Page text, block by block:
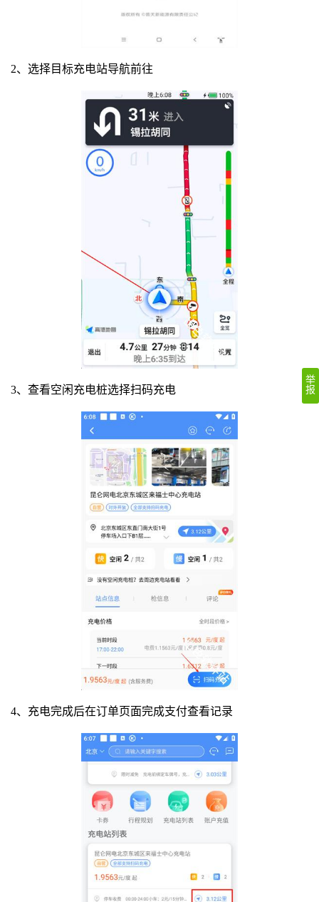
2、选择目标充电站导航前往
3、查看空闲充电桩选择扫码充电
4、充电完成后在订单页面完成支付查看记录
举
报